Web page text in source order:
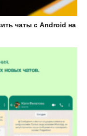
чаты с Android на